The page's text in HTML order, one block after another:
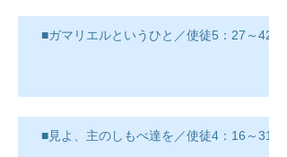
■ガマリエルというひと／使徒5：27～42
■見よ、主のしもべ達を／使徒4：16～31